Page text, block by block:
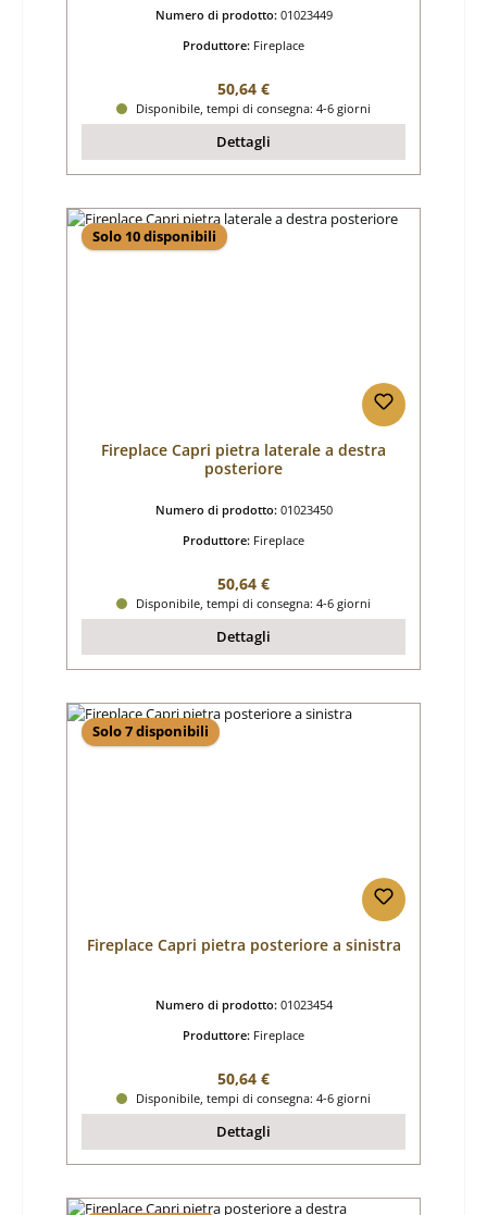
Numero di prodotto: 01023449
Produttore: Fireplace
Prezzo normale:
50,64 €
Disponibile, tempi di consegna: 4-6 giorni
Dettagli
Solo 10 disponibili
Fireplace Capri pietra laterale a destra
posteriore
Numero di prodotto: 01023450
Produttore: Fireplace
Prezzo normale:
50,64 €
Disponibile, tempi di consegna: 4-6 giorni
Dettagli
Solo 7 disponibili
Fireplace Capri pietra posteriore a sinistra
Numero di prodotto: 01023454
Produttore: Fireplace
Prezzo normale:
50,64 €
Disponibile, tempi di consegna: 4-6 giorni
Dettagli